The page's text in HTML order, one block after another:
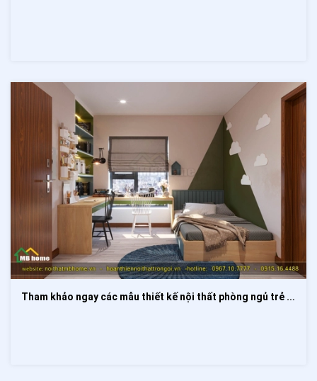
Tham khảo ngay các mẫu thiết kế nội thất phòng ngủ trẻ nhỏ đa dạng phong cách